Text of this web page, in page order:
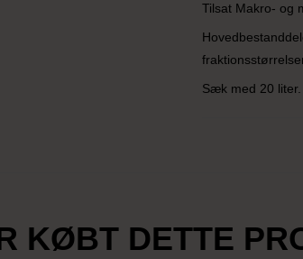
Tilsat Makro- og
Sæk med 20 liter.
KØBT DETTE